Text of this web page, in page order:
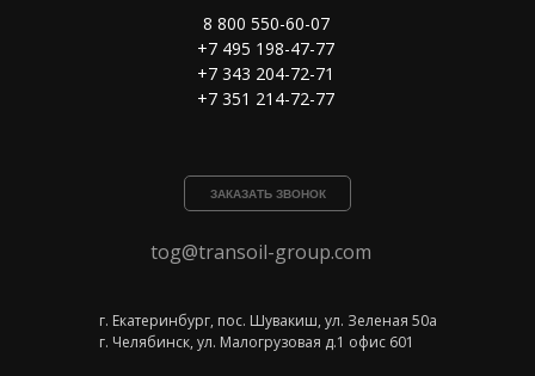
8 800 550-60-07
+7 495 198-47-77
+7 343 204-72-71
+7 351 214-72-77
ЗАКАЗАТЬ ЗВОНОК
tog@transoil-group.com
г. Екатеринбург, пос. Шувакиш, ул. Зеленая 50а
г. Челябинск, ул. Малогрузовая д.1 офис 601